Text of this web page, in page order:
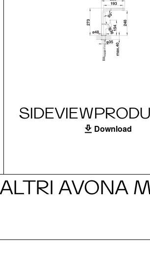
Download
AVONA